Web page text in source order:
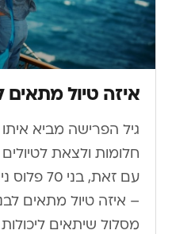
איזה טיול מתאים לבני 70
גיל הפרישה מביא
חלומות ולצאת
עם זאת,
מסלול שיתאים